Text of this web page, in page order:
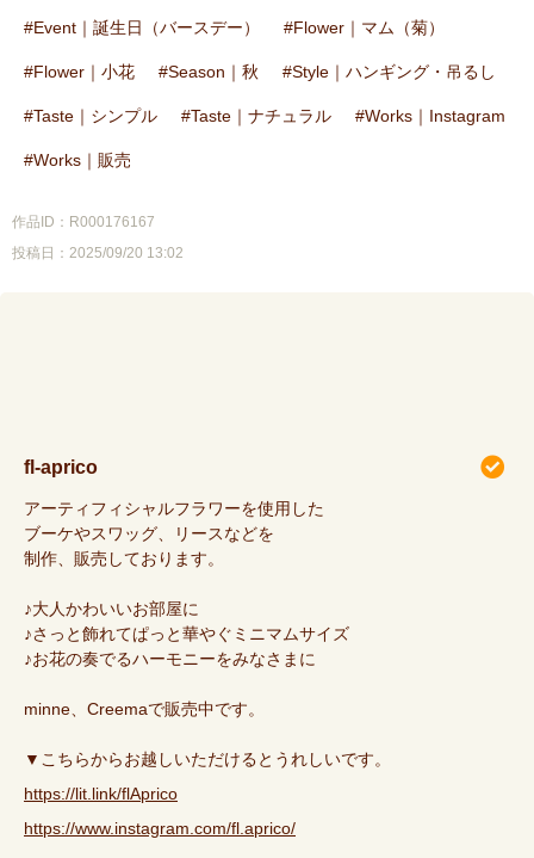
Event｜誕生日（バースデー） Flower｜マム（菊）
Flower｜小花 Season｜秋 Style｜ハンギング・吊るし
Taste｜シンプル Taste｜ナチュラル Works｜Instagram
Works｜販売
作品ID：R000176167
投稿日：2025/09/20 13:02
fl-aprico
アーティフィシャルフラワーを使用した
ブーケやスワッグ、リースなどを
制作、販売しております。
♪大人かわいいお部屋に
♪さっと飾れてぱっと華やぐミニマムサイズ
♪お花の奏でるハーモニーをみなさまに
minne、Creemaで販売中です。
▼こちらからお越しいただけるとうれしいです。
https://lit.link/flAprico
https://www.instagram.com/fl.aprico/